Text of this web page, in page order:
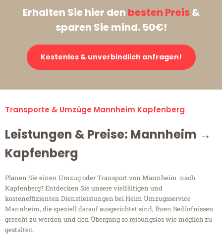
Erhalten Sie hier den besten Preis&
sparen Sie mind. 50€!
Kostenlos & unverbindlich anfragen!
Transporte & Umzüge Mannheim Kapfenberg
Leistungen & Preise: Mannheim →
Kapfenberg
Planen Sie einen Umzug oder Transport von Mannheim nach
Kapfenberg? Entdecken Sie unsere vielfältigen und
kosteneffizienten Dienstleistungen bei Heim Umzugsservice
Mannheim, die speziell darauf ausgerichtet sind, Ihren Bedürfnissen
gerecht zu werden und den Übergang so reibungslos wie möglich zu
gestalten.